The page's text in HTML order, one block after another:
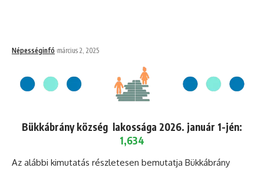
Népességinfó március 2, 2025
Bükkábrány község lakossága 2026. január 1-jén:
1,634
Az alábbi kimutatás részletesen bemutatja Bükkábrány